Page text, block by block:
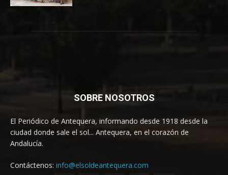
SOBRE NOSOTROS
El Periódico de Antequera, informando desde 1918 desde la
ciudad donde sale el sol... Antequera, en el corazón de
Andalucía.
Contáctenos: info@elsoldeantequera.com